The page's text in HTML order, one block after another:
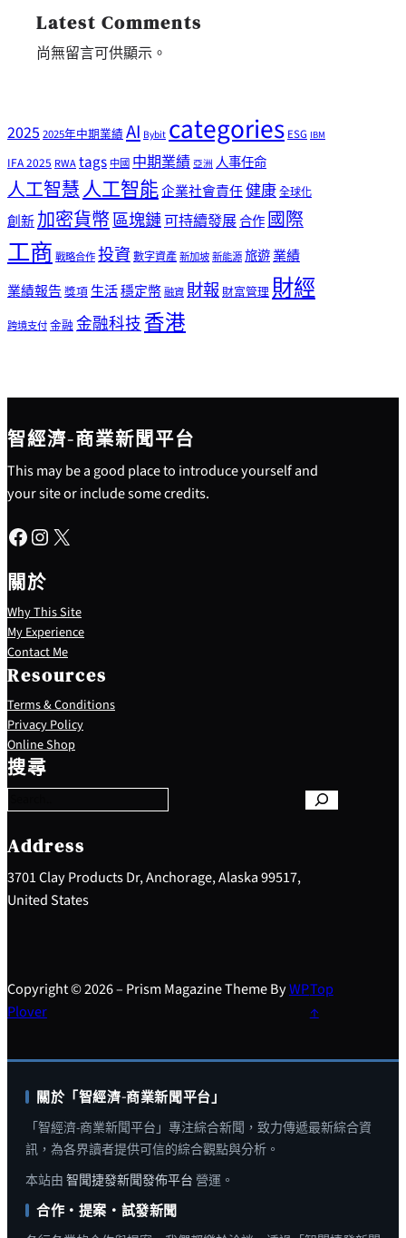
Latest Comments
尚無留言可供顯示。
20252025年中期業績AI Bybitcategories ESG IBM
IFA 2025 RWAtags 中國 中期業績 亞洲 人事任命
人工智慧人工智能企業社會責任健康全球化
創新加密貨幣區塊鏈可持續發展合作國際
工商戰略合作投資數字資產新加坡新能源旅遊業績
業績報告獎項生活穩定幣融資財報 財富管理財經
跨境支付金融 金融科技香港
智經濟-商業新聞平台
This may be a good place to introduce yourself and
your site or include some credits.
Facebook Instagram X
關於
Why This Site
My Experience
Contact Me
Resources
Terms & Conditions
Privacy Policy
Online Shop
搜尋
S
e
a
c
h
Address
3701 Clay Products Dr, Anchorage, Alaska 99517,
United States
Copyright © 2026 – Prism Magazine Theme ByWP
Plover
Top
↑
關於「智經濟-商業新聞平台」
「智經濟-商業新聞平台」專注綜合新聞，致力傳遞最新綜合資
訊，為各界讀者提供可信的綜合觀點與分析。
本站由 智聞捷發新聞發佈平台 營運。
合作・提案・試發新聞